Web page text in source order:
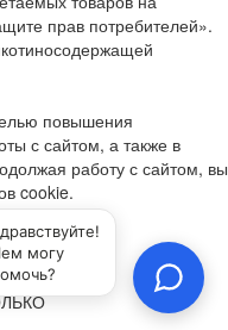
прав потребителей».
повышения
с сайтом, а также в
работу с сайтом, вы
cookie.